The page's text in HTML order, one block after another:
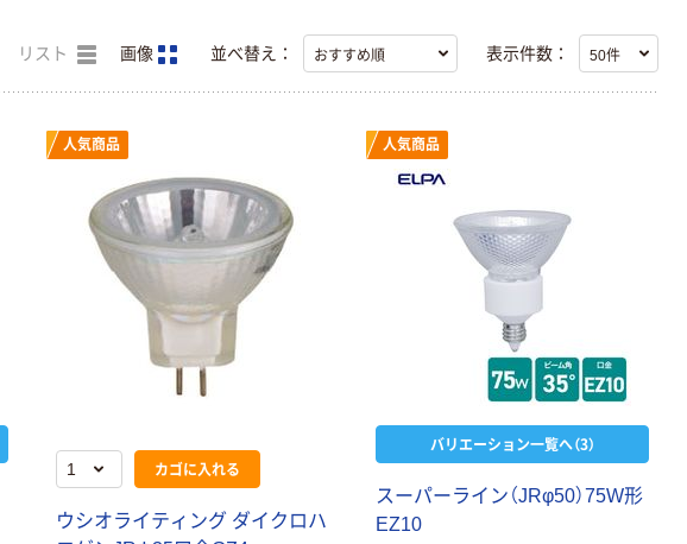
リスト 画像 並べ替え： 表示件数：
人気商品
カゴに入れる
ウシオライティング ダイクロハ
人気商品
バリエーション一覧へ（3）
スーパーライン（JRφ50）75W形
EZ10